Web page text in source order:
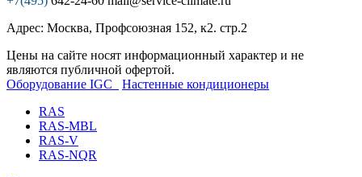
Адрес: Москва, Профсоюзная 152, к2. стр.2
Цены на сайте носят информационный характер и не
являются публичной офертой.
Оборудование IGC
Настенные кондиционеры
RAS
RAS-MBL
RAS-V
RAS-NQR